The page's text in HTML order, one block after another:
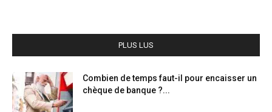
PLUS LUS
Combien de temps faut-il pour encaisser un
chèque de banque ?...